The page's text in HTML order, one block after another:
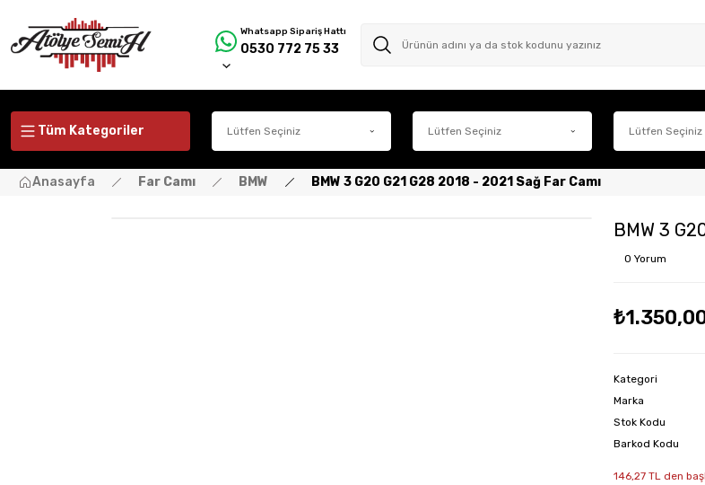
Whatsapp Sipariş Hattı
0530 772 75 33
Tüm Kategoriler
Anasayfa Far Camı BMW BMW 3 G20 G21 G28 2018 - 2021 Sağ Far Camı
BMW 3
0 Yorum
Kategori
Marka
Stok Kodu
Barkod Kodu
146,27 TL den